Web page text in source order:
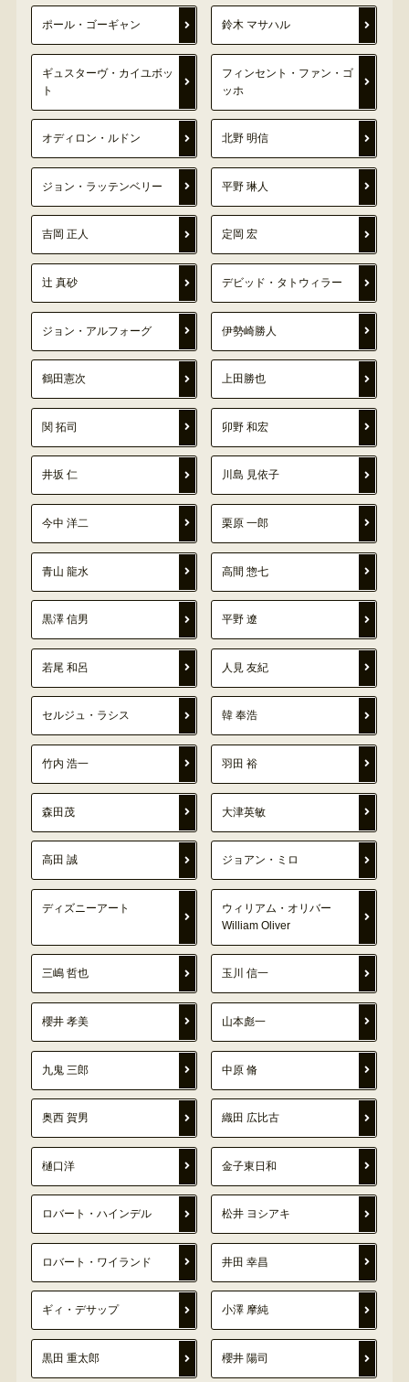
ポール・ゴーギャン 鈴木 マサハル
ギュスターヴ・カイユボッ
ト
フィンセント・ファン・ゴ
ッホ
オディロン・ルドン 北野 明信
ジョン・ラッテンベリー 平野 琳人
吉岡 正人 定岡 宏
辻 真砂 デビッド・タトウィラー
ジョン・アルフォーグ 伊勢崎勝人
鶴田憲次 上田勝也
関 拓司 卯野 和宏
井坂 仁 川島 見依子
今中 洋二 栗原 一郎
青山 龍水 高間 惣七
黒澤 信男 平野 遼
若尾 和呂 人見 友紀
セルジュ・ラシス 韓 奉浩
竹内 浩一 羽田 裕
森田茂 大津英敏
高田 誠 ジョアン・ミロ
ディズニーアート
ウィリアム・オリバー
William Oliver
三嶋 哲也 玉川 信一
櫻井 孝美 山本彪一
九鬼 三郎 中原 脩
奥西 賀男 織田 広比古
樋口洋 金子東日和
ロバート・ハインデル 松井 ヨシアキ
ロバート・ワイランド 井田 幸昌
ギィ・デサップ 小澤 摩純
黒田 重太郎 櫻井 陽司